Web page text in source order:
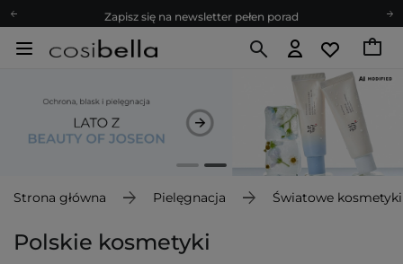
Zapisz się na newsletter pełen porad
Bezpłatne konsultacje kosmetologiczne
Poleć nas i zyskaj jeszcze więcej punktów
Zapisz się na newsletter pełen porad
Strona główna Pielęgnacja Światowe kosmetyki
Polskie kosmetyki